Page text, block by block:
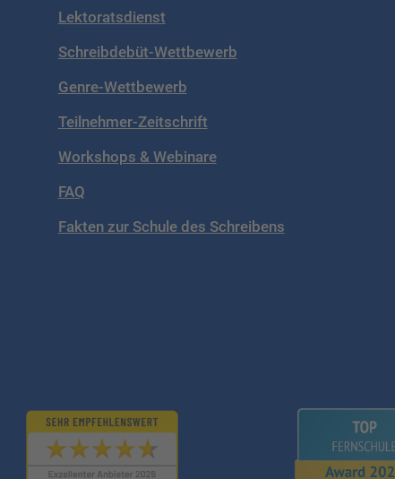
Lektoratsdienst
Schreibdebüt-Wettbewerb
Genre-Wettbewerb
Teilnehmer-Zeitschrift
Workshops & Webinare
FAQ
Fakten zur Schule des Schreibens